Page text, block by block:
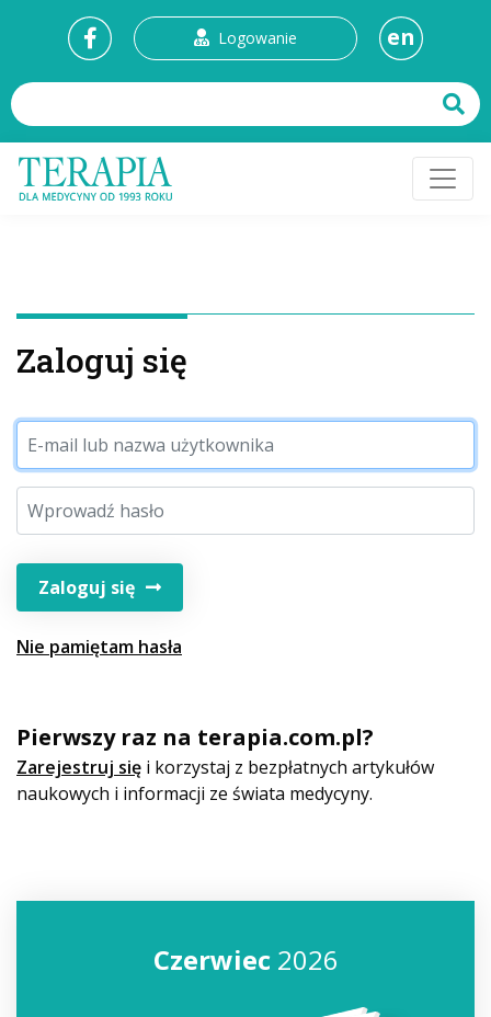
Logowanie en
Zaloguj się
Zaloguj się
Nie pamiętam hasła
Pierwszy raz na terapia.com.pl?
Zarejestruj się i korzystaj z bezpłatnych artykułów
naukowych i informacji ze świata medycyny.
Czerwiec2026